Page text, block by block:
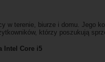
w terenie, biurze i domu. Jego
którzy poszukują
Intel Core i5